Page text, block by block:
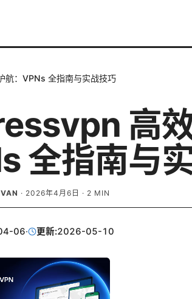
航：VPNs 全指南与实战技巧
高效
全指南与
· 2026年4月6日 · 2 MIN
06· 更新:2026-05-10